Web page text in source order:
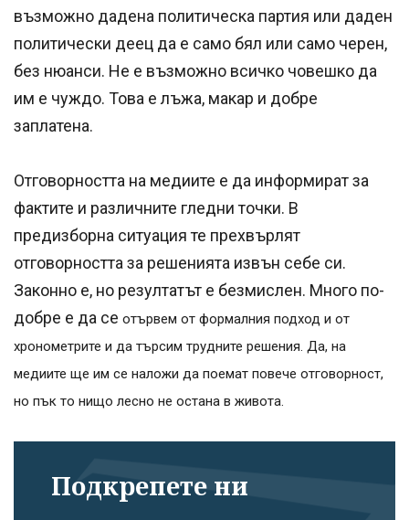
възможно дадена политическа партия или даден
политически деец да е само бял или само черен,
без нюанси. Не е възможно всичко човешко да
им е чуждо. Това е лъжа, макар и добре
заплатена.
Отговорността на медиите е да информират за
фактите и различните гледни точки. В
предизборна ситуация те прехвърлят
отговорността за решенията извън себе си.
Законно е, но резултатът е безмислен. Много по-
добре е да се отървем от формалния подход и от
хронометрите и да търсим трудните решения. Да, на
медиите ще им се наложи да поемат повече отговорност,
но пък то нищо лесно не остана в живота.
Подкрепете ни